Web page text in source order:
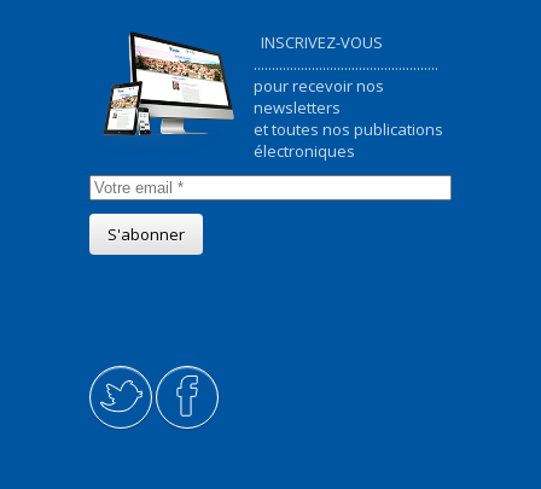
INSCRIVEZ-VOUS
...................................................
pour recevoir nos
newsletters
et toutes nos publications
électroniques